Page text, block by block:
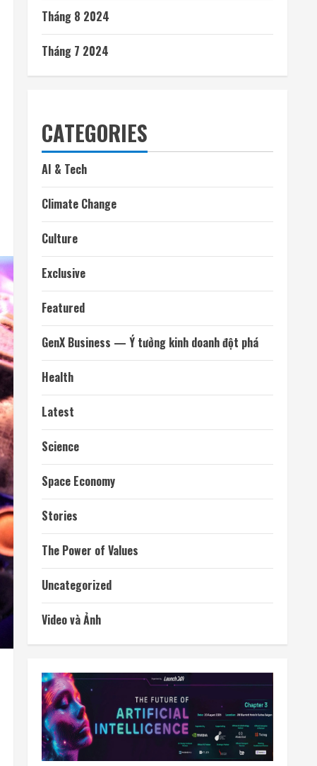
Tháng 8 2024
Tháng 7 2024
CATEGORIES
AI & Tech
Climate Change
Culture
Exclusive
Featured
GenX Business — Ý tưởng kinh doanh đột phá
Health
Latest
Science
Space Economy
Stories
The Power of Values
Uncategorized
Video và Ảnh